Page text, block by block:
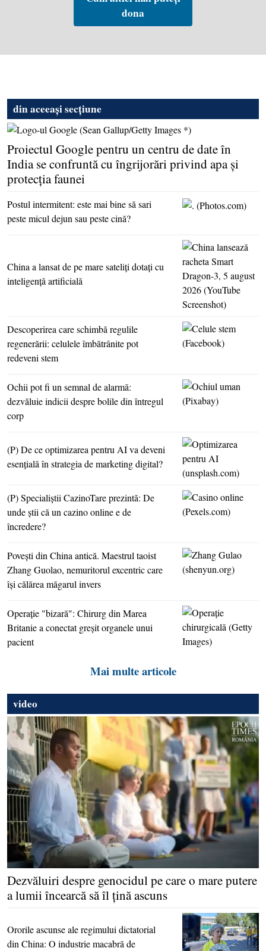
video
Dezvăluiri despre genocidul pe care o mare putere
a lumii încearcă să îl ţină ascuns
Ororile ascunse ale regimului dictatorial
din China: O industrie macabră de
dona
din aceeași secțiune
Proiectul Google pentru un centru de date în
India se confruntă cu îngrijorări privind apa şi
protecţia faunei
Postul intermitent: este mai bine să sari
peste micul dejun sau peste cină?
China a lansat de pe mare sateliţi dotaţi cu
inteligenţă artificială
Descoperirea care schimbă regulile
regenerării: celulele îmbătrânite pot
redeveni stem
Ochii pot fi un semnal de alarmă:
dezvăluie indicii despre bolile din întregul
corp
(P) De ce optimizarea pentru AI va deveni
esenţială în strategia de marketing digital?
(P) Specialiştii CazinoTare prezintă: De
unde ştii că un cazino online e de
încredere?
Poveşti din China antică. Maestrul taoist
Zhang Guolao, nemuritorul excentric care
îşi călărea măgarul invers
Operaţie "bizară": Chirurg din Marea
Britanie a conectat greşit organele unui
pacient
Mai multe articole